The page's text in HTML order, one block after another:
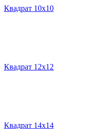
Квадрат 10х10
Квадрат 12х12
Квадрат 14х14